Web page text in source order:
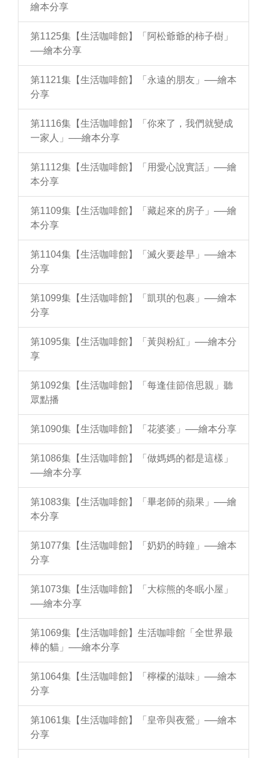
繪本分享
第1125集【生活咖啡館】「阿松爺爺的柿子樹」
──繪本分享
第1121集【生活咖啡館】「永遠的朋友」──繪本
分享
第1116集【生活咖啡館】「你來了，我們就變成
一家人」──繪本分享
第1112集【生活咖啡館】「用愛心說實話」──繪
本分享
第1109集【生活咖啡館】「藏起來的房子」──繪
本分享
第1104集【生活咖啡館】「滅火要趁早」──繪本
分享
第1099集【生活咖啡館】「凱琪的包裹」──繪本
分享
第1095集【生活咖啡館】「黃與粉紅」──繪本分
享
第1092集【生活咖啡館】「每逢佳節倍思親」聽
眾點播
第1090集【生活咖啡館】「花婆婆」──繪本分享
第1086集【生活咖啡館】「做媽媽的都是這樣」
──繪本分享
第1083集【生活咖啡館】「畢老師的蘋果」──繪
本分享
第1077集【生活咖啡館】「奶奶的時鐘」──繪本
分享
第1073集【生活咖啡館】「大棕熊的冬眠小屋」
──繪本分享
第1069集【生活咖啡館】生活咖啡館「全世界最
棒的貓」──繪本分享
第1064集【生活咖啡館】「檸檬的滋味」──繪本
分享
第1061集【生活咖啡館】「皇帝與夜鶯」──繪本
分享